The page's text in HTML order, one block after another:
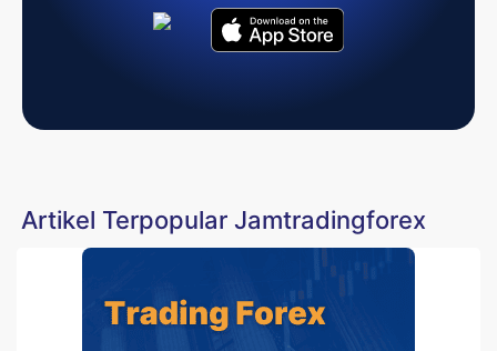
Artikel Terpopular Jamtradingforex